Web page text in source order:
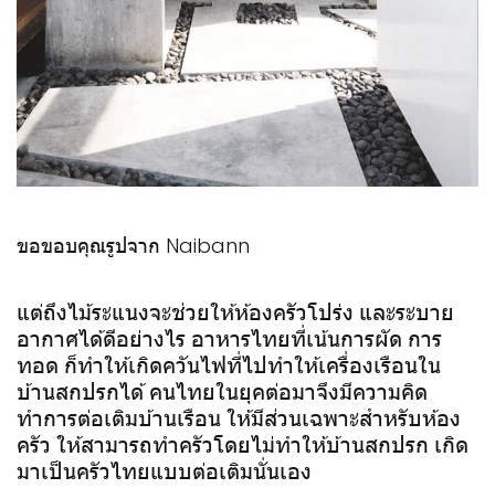
ขอขอบคุณรูปจาก Naibann
แต่ถึงไม้ระแนงจะช่วยให้ห้องครัวโปร่ง และระบาย
อากาศได้ดีอย่างไร อาหารไทยที่เน้นการผัด การ
ทอด ก็ทำให้เกิดควันไฟที่ไปทำให้เครื่องเรือนใน
บ้านสกปรกได้ คนไทยในยุคต่อมาจึงมีความคิด
ทำการต่อเติมบ้านเรือน ให้มีส่วนเฉพาะสำหรับห้อง
ครัว ให้สามารถทำครัวโดยไม่ทำให้บ้านสกปรก เกิด
มาเป็นครัวไทยแบบต่อเติมนั่นเอง